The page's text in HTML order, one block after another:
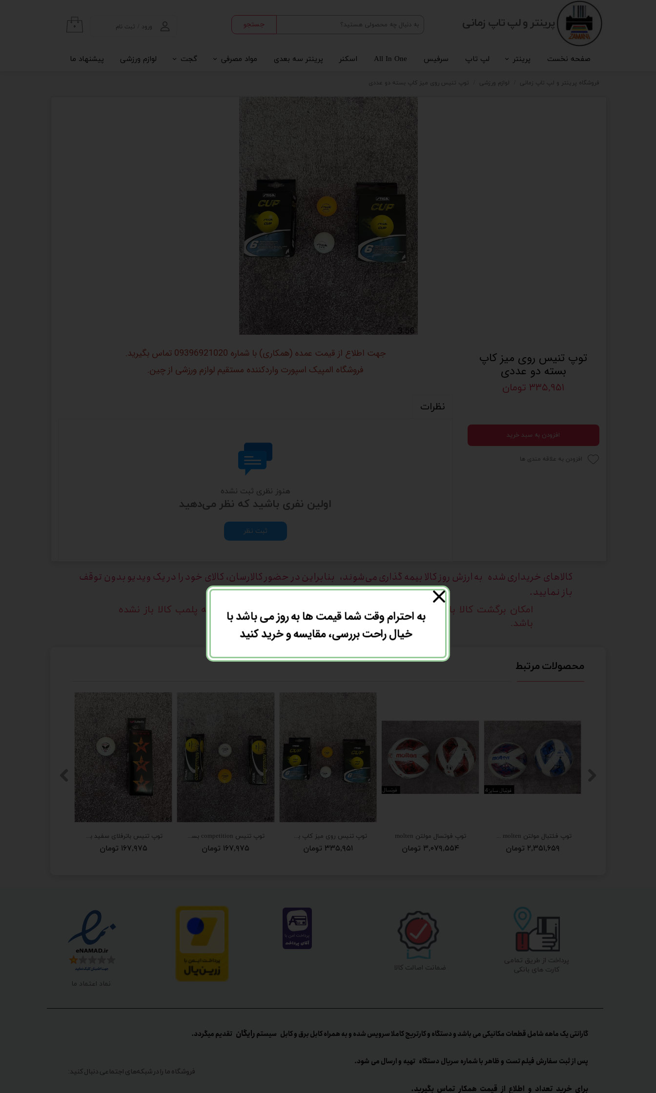
پرینتر و لپ تاپ زمانی ورود ثبت نام
تغییر گذر واژه
۰
صفحه نخست پرینتر لپ تاپ سرفیس All In One اسکنر پرینتر سه بعدی مواد مصرفی گجت لوازم ورزشی پیشنهاد ما
جستجو
فروشگاه پرینتر و لپ تاپ زمانی لوازم ورزشی توپ تنیس روی میز کاپ بسته دو عددی
توپ تنیس روی میز کاپ
بسته دو عددی
۳۳۵,۹۵۱ تومان
افزودن به سبد خرید
افزودن به علاقه مندی ها
جهت اطلاع از قیمت عمده (همکاری) با شماره 09396921020 تماس بگیرید.
فروشگاه المپیک اسپورت واردکننده مستقیم لوازم ورزشی از چین.
نظرات
هنوز نظری ثبت نشده
اولین نفری باشید که نظر می‌دهید
ثبت نظر
کالاهای خریداریشده به ارزش روز کالا بیمه گذاری می‌شوند، بنابراین در حضور کالارسان، کالای خود را در یک ویدیو بدون توقف
باز نمایید.
امکان برگشت کالا با دلیل "انصراف از خرید"
تنها در صورتی مورد قبول است که پلمب کالا باز نشده
باشد.
محصولات مرتبط
توپ تنیس باترفلای سفید بسته سه عددی
۱۶۷,۹۷۵ تومان
توپ تنیس competition بسته دو عددی
۱۶۷,۹۷۵ تومان
توپ تنیس روی میز کاپ بسته دو عددی
۳۳۵,۹۵۱ تومان
توپ فوتسال مولتن molten
۳,۰۷۹,۵۵۴ تومان
توپ فئتبال مولتن molten سایز 4
۲,۳۵۱,۶۵۹ تومان
پرداخت از طریق تمامی
کارت های بانکی
ضمانت اصالت کالا
فروشگاه ما را در شبکه‌های اجتماعی دنبال کنید:
نماد اعتماد ما
برای خرید تعداد و اطلاع از قیمت همکار تماس بگیرید.
پس از ثبت سفارش فیلم تست و ظاهر با شماره سریال دستگاه تهیه و ارسال می شود.
گارانتی یک ماهه شامل قطعات مکانیکی می باشد و دستگاه و کارتریج کاملا سرویس شده و به همراه کابل برق و کابل سیستم رایگان تقدیم میگردد.​​​​​​​
به احترام وقت شما قیمت ها به روز می باشد با
خیال راحت بررسی، مقایسه و خرید کنید